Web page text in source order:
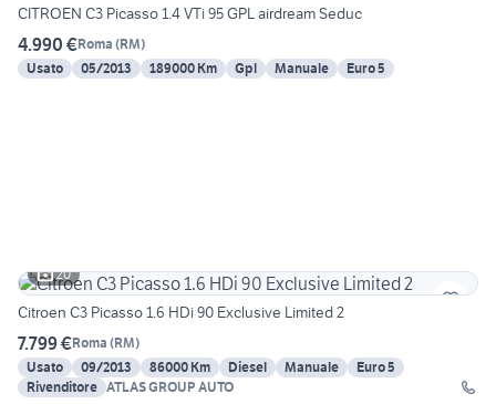
CITROEN C3 Picasso 1.4 VTi 95 GPL airdream Seduc
4.990 €Roma (RM)
Usato
05/2013 189000 Km Gpl Manuale Euro 5
20
Citroen C3 Picasso 1.6 HDi 90 Exclusive Limited 2
7.799 €Roma (RM)
Usato
09/2013 86000 Km Diesel Manuale
Euro 5
Rivenditore ATLAS GROUP AUTO